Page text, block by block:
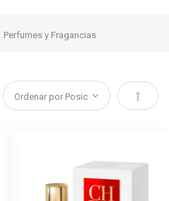
Perfumes y Fragancias